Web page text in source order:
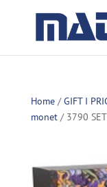
Home/GIFT I
monet/ 3790 SET